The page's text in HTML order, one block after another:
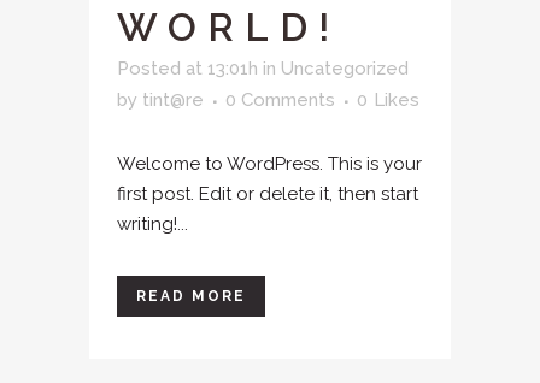
WORLD!
Posted at 13:01h in Uncategorized
by tint@re 0 Comments 0 Likes
Welcome to WordPress. This is your
first post. Edit or delete it, then start
writing!...
READ MORE